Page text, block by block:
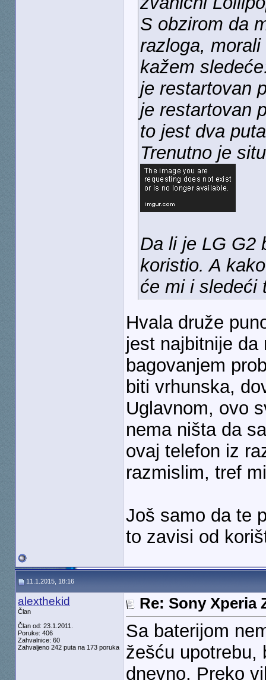
S obzirom da
razloga,
kažem
je restartovan
je restartovan
to jest dva
Trenutno je
Da li je LG G2
koristio. A
će mi i sledeći
Hvala druže
jest najbitnije
bagovanjem
biti vrhunska,
Uglavnom, ovo
nema ništa da
ovaj telefon iz
razmislim, tref
Još samo da te
to zavisi od
11.1.2015, 18:16
alexthekid
Član
Član od: 23.1.2011.
Poruke: 406
Zahvalnice: 60
Zahvaljeno 242 puta na 173 poruka
Re: Sony Xperia
Sa baterijom
žešću upotrebu,
dnevno. Preko